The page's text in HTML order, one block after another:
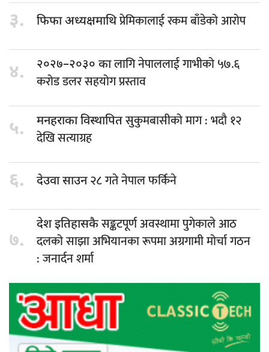
३. फिफा अध्यक्षमाथिप्रेमिकालाई रकम बाँडेको आरोप
४. २०२७–२०३० कालागि नेपाललाई गाभीको ५७.६
करोड डलर सहयोग प्रस्ताव
५. मनहराका विस्थापितसुकुमबासीको माग : भदौ १२
देखि सत्याग्रह
६. देउवा साउन२८ गते नेपाल फर्किने
७.
देश इतिहासकैसङ्कटपूर्ण अवस्थामा पुगेकाले आठ
दलको साझा अभियानका रूपमा अग्रगामी मोर्चा गठन
: जनार्दन शर्मा